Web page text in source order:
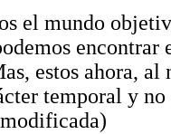
el mundo
encontrar
estos ahora, al
temporal y